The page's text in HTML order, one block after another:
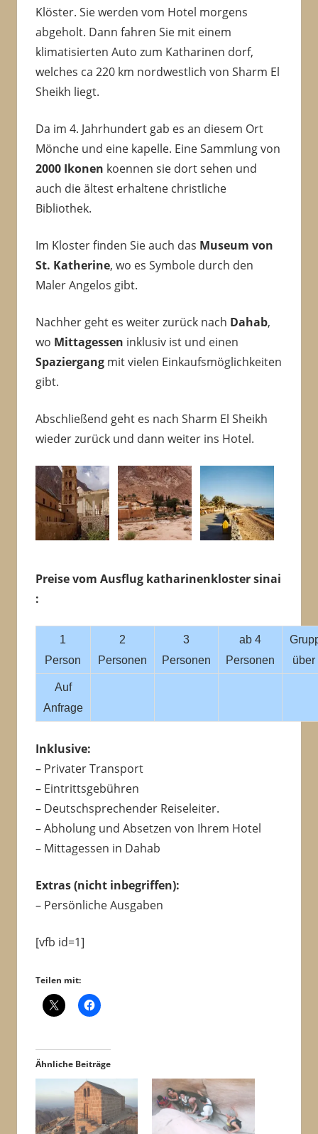
Klöster. Sie werden vom Hotel morgens
abgeholt. Dann fahren Sie mit einem
klimatisierten Auto zum Katharinen dorf,
welches ca 220 km nordwestlich von Sharm El
Sheikh liegt.
Da im 4. Jahrhundert gab es an diesem Ort
Mönche und eine kapelle. Eine Sammlung von
2000 Ikonen koennen sie dort sehen und
auch die ältest erhaltene christliche
Bibliothek.
Im Kloster finden Sie auch das Museum von
St. Katherine, wo es Symbole durch den
Maler Angelos gibt.
Nachher geht es weiter zurück nach Dahab,
wo Mittagessen inklusiv ist und einen
Spaziergangmit vielen Einkaufsmöglichkeiten
gibt.
Abschließend geht es nach Sharm El Sheikh
wieder zurück und dann weiter ins Hotel.
Preise vom Ausflug katharinenkloster sinai
:
1
Person
2
Personen
3
Personen
ab 4
Personen
über
Auf
Anfrage
Inklusive:
– Privater Transport
– Eintrittsgebühren
– Deutschsprechender Reiseleiter.
– Abholung und Absetzen von Ihrem Hotel
– Mittagessen in Dahab
Extras (nicht inbegriffen):
– Persönliche Ausgaben
[vfb id=1]
Teilen mit:
Ähnliche Beiträge